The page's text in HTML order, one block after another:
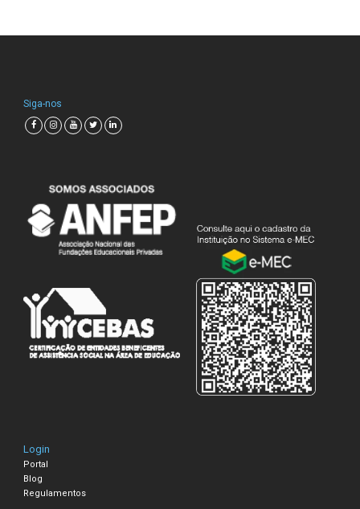
Siga-nos
Login
Portal
Blog
Regulamentos